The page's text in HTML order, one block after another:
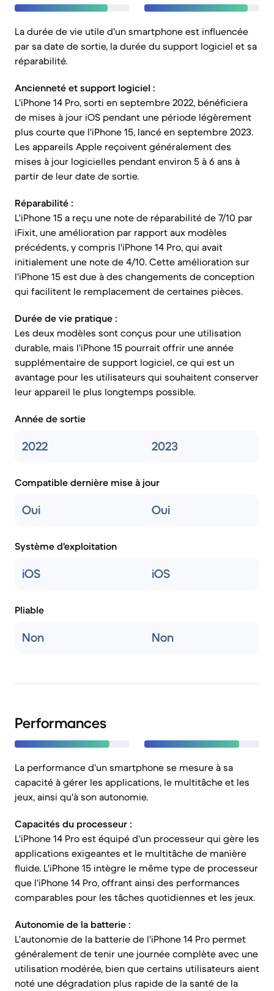
La durée de vie utile d'un smartphone est influencée
par sa date de sortie, la durée du support logiciel et sa
réparabilité.
Ancienneté et support logiciel :
L'iPhone 14 Pro, sorti en septembre 2022, bénéficiera
de mises à jour iOS pendant une période légèrement
plus courte que l'iPhone 15, lancé en septembre 2023.
Les appareils Apple reçoivent généralement des
mises à jour logicielles pendant environ 5 à 6 ans à
partir de leur date de sortie.
Réparabilité :
L'iPhone 15 a reçu une note de réparabilité de 7/10 par
iFixit, une amélioration par rapport aux modèles
précédents, y compris l'iPhone 14 Pro, qui avait
initialement une note de 4/10. Cette amélioration sur
l'iPhone 15 est due à des changements de conception
qui facilitent le remplacement de certaines pièces.
Durée de vie pratique :
Les deux modèles sont conçus pour une utilisation
durable, mais l'iPhone 15 pourrait offrir une année
supplémentaire de support logiciel, ce qui est un
avantage pour les utilisateurs qui souhaitent conserver
leur appareil le plus longtemps possible.
Année de sortie
2022 2023
Compatible dernière mise à jour
Oui Oui
Système d'exploitation
iOS iOS
Pliable
Non Non
Performances
La performance d'un smartphone se mesure à sa
capacité à gérer les applications, le multitâche et les
jeux, ainsi qu'à son autonomie.
Capacités du processeur :
L'iPhone 14 Pro est équipé d'un processeur qui gère les
applications exigeantes et le multitâche de manière
fluide. L'iPhone 15 intègre le même type de processeur
que l'iPhone 14 Pro, offrant ainsi des performances
comparables pour les tâches quotidiennes et les jeux.
Autonomie de la batterie :
L'autonomie de la batterie de l'iPhone 14 Pro permet
généralement de tenir une journée complète avec une
utilisation modérée, bien que certains utilisateurs aient
noté une dégradation plus rapide de la santé de la